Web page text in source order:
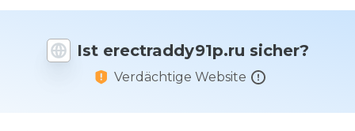
Ist erectraddy91p.ru sicher?
Verdächtige Website
Sie diese
auf einer
Skala von
1 bis 5